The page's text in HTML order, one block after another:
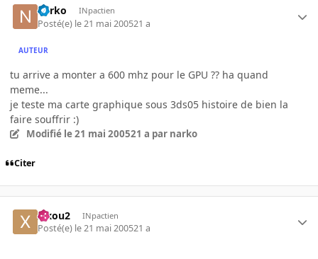
narko INpactien
Posté(e) le 21 mai 200521 a
AUTEUR
tu arrive a monter a 600 mhz pour le GPU ?? ha quand
meme...
je teste ma carte graphique sous 3ds05 histoire de bien la
faire souffrir :)
Modifié le 21 mai 200521 a par narko
Citer
xixou2 INpactien
Posté(e) le 21 mai 200521 a